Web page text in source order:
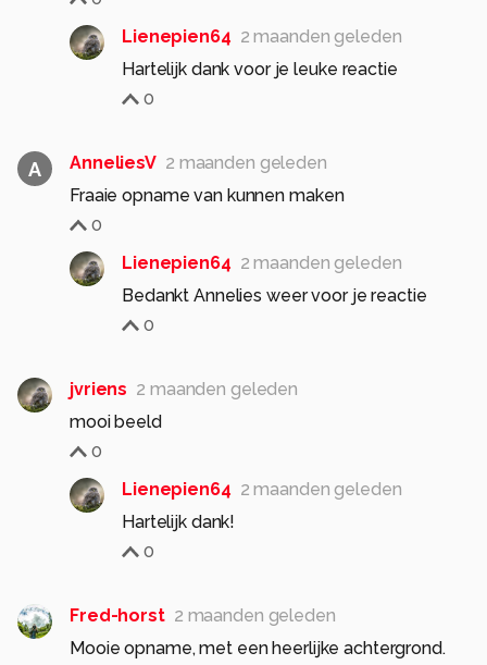
Lienepien64 2 maanden geleden
Hartelijk dank voor je leuke reactie
0
A AnneliesV 2 maanden geleden
Fraaie opname van kunnen maken
0
Lienepien64 2 maanden geleden
Bedankt Annelies weer voor je reactie
0
jvriens 2 maanden geleden
mooi beeld
0
Lienepien64 2 maanden geleden
Hartelijk dank!
0
Fred-horst 2 maanden geleden
Mooie opname, met een heerlijke achtergrond.